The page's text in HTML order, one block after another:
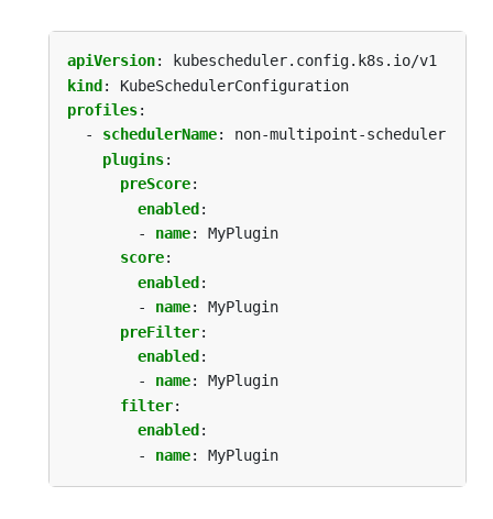
apiVersion:
kubescheduler.config.k8s.io/v1
kind :
KubeSchedulerConfiguration
profiles:
- schedulerName:
non-multipoint-scheduler
plugins:
preScore:
enabled:
- name:
MyPlugin
score:
enabled :
- name:
MyPlugin
preFilter:
enabled :
- name:
MyPlugin
filter:
enabled :
- name: MyPlugin